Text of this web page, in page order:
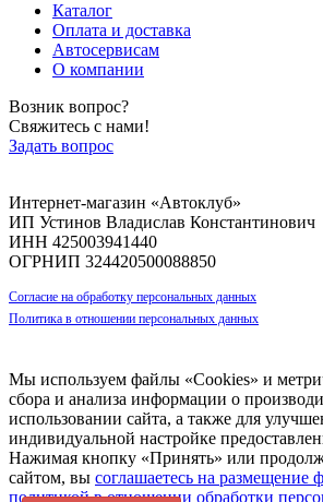
Каталог
Оплата и доставка
Автосервисам
О компании
Возник вопрос?
Свяжитесь с нами!
Задать вопрос
Интернет-магазин «Автоклуб»
ИП Устинов Владислав Константинович
ИНН 425003941440
ОГРНИП 324420500088850
Согласие на обработку персональных данных
Политика в отношении персональных данных
Мы используем файлы «Cookies» и
сбора и анализа информации о
использовании сайта, а также для
индивидуальной настройке
Нажимая кнопку «Принять» или
сайтом, вы соглашаетесь на размещение
политикой в отношении обработки